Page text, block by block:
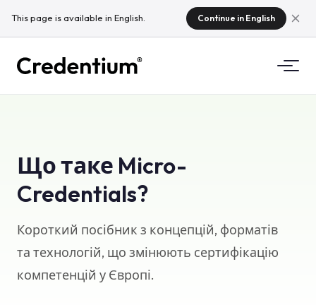
This page is available in English. Continue in English
Чому Credentium
Для університетів
Для навчальних компаній
Для івент-компаній
Що таке мікрокредити?
Регулювання
Що таке Micro-
Credentials?
Короткий посібник з концепцій, форматів
та технологій, що змінюють сертифікацію
компетенцій у Європі.